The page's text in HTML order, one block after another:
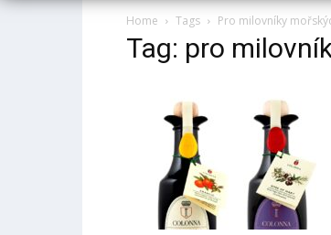
Home Tags Pro milovníky
Tag: pro